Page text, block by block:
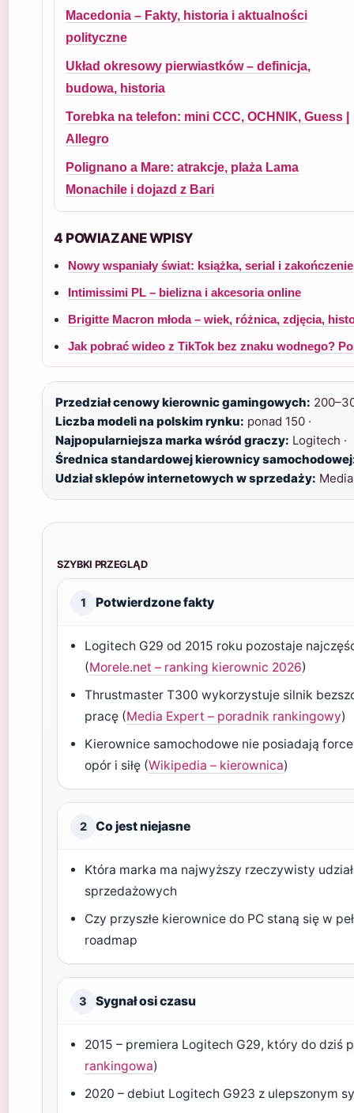
Macedonia – Fakty, historia i aktualności
polityczne
Układ okresowy pierwiastków – definicja,
budowa, historia
Torebka na telefon: mini CCC, OCHNIK, Guess |
Allegro
Polignano a Mare: atrakcje, plaża Lama
Monachile i dojazd z Bari
4 POWIAZANE WPISY
Nowy wspaniały świat: książka, serial i zakończenie
Intimissimi PL – bielizna i akcesoria online
Brigitte Macron młoda – wiek, różnica, zdjęcia,
Jak pobrać wideo z TikTok bez znaku wodnego?
Przedział cenowy kierownic gamingowych:
Liczba modeli na polskim rynku: ponad 150 ·
Najpopularniejsza marka wśród graczy: Logitech ·
Średnica standardowej kierownicy
Udział sklepów internetowych w sprzedaży:
SZYBKI PRZEGLĄD
1 Potwierdzone fakty
Logitech G29 od 2015 roku pozostaje
(Morele.net – ranking kierownic 2026)
Thrustmaster T300 wykorzystuje silnik
pracę (Media Expert – poradnik rankingowy)
Kierownice samochodowe nie posiadają
opór i siłę (Wikipedia – kierownica)
2 Co jest niejasne
Która marka ma najwyższy rzeczywisty
sprzedażowych
Czy przyszłe kierownice do PC staną się w
roadmap
3 Sygnał osi czasu
2015 – premiera Logitech G29, który do dziś
rankingowa)
2020 – debiut Logitech G923 z ulepszonym